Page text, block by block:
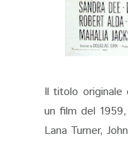
Il titolo originale
un film del
Lana Turner,